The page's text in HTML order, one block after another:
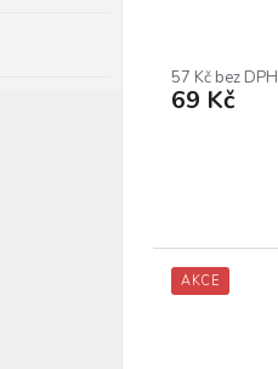
57 Kč bez DPH
69 Kč
AKCE